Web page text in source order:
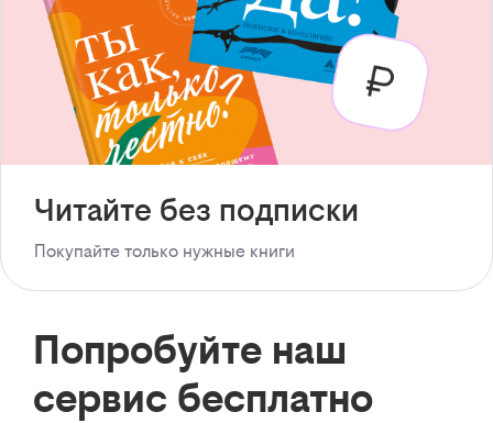
Читайте без подписки
Покупайте только нужные книги
Попробуйте наш
сервис бесплатно